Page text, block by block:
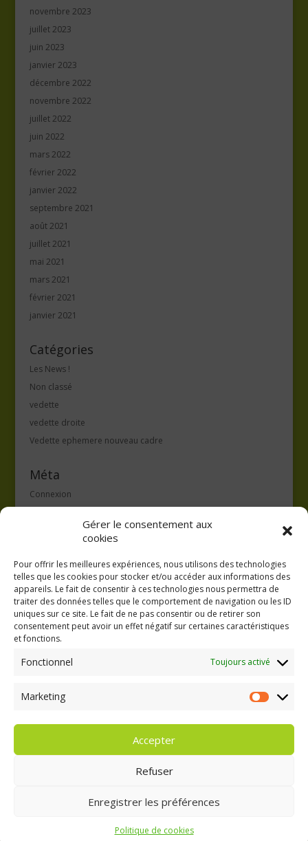
Gérer le consentement aux
cookies
Pour offrir les meilleures expériences, nous utilisons des technologies
telles que les cookies pour stocker et/ou accéder aux informations des
appareils. Le fait de consentir à ces technologies nous permettra de
traiter des données telles que le comportement de navigation ou les ID
uniques sur ce site. Le fait de ne pas consentir ou de retirer son
consentement peut avoir un effet négatif sur certaines caractéristiques
et fonctions.
Fonctionnel Toujours activé
Marketing Marketing
Accepter
Refuser
Enregistrer les préférences
Politique de cookies
novembre 2023
juillet 2023
juin 2023
janvier 2023
décembre 2022
novembre 2022
juillet 2022
juin 2022
mars 2022
février 2022
janvier 2022
septembre 2021
août 2021
juillet 2021
mai 2021
mars 2021
février 2021
janvier 2021
Catégories
Les News !
Non classé
vedette
vedette droite
Vedette ephemere nouveau cadre
Méta
Connexion
Flux des commentaires
GAEC A la volée
Kergreach - Loperhet
06 65 62 84 25